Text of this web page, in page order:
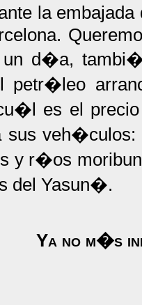
la embajada
un d�a,
petr�leo
es el
sus veh�culos:
y r�os
del Yasun�.
Ya no m�s